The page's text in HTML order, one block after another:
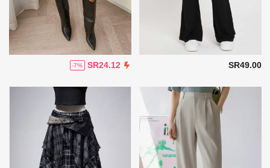
SR49.00
SR24.12
-7%